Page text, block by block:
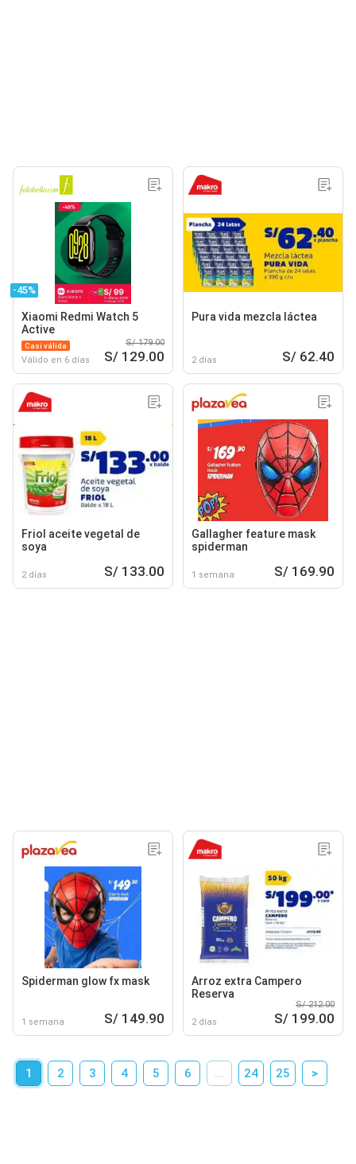
-45%
Xiaomi Redmi Watch 5
Active
Casi válida
Válido en 6 días
S/ 179.00
S/ 129.00
Pura vida mezcla láctea
2 días S/ 62.40
Friol aceite vegetal de
soya
2 días S/ 133.00
Gallagher feature mask
spiderman
1 semana S/ 169.90
Spiderman glow fx mask
1 semana S/ 149.90
Arroz extra Campero
Reserva
2 días
S/ 212.00
S/ 199.00
1 2 3 4 5 6 24 25 >